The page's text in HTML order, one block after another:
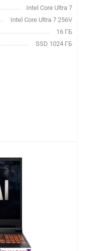
Intel Core Ultra 7
Intel Core Ultra 7 256V
16 ГБ
SSD 1024 ГБ